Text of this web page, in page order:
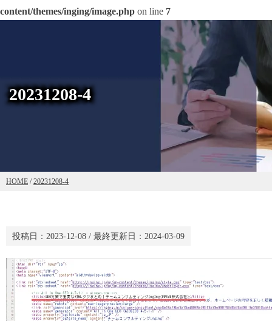
content/themes/inging/image.php on line 7
20231208-4
HOME /20231208-4
投稿日： 2023-12-08 / 最終更新日： 2024-03-09